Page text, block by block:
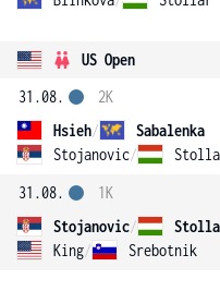
US Open
31.08.
Hsieh/
Sabalenka
Stojanovic/
2K
31.08.
Stojanovic/
King/ Srebotnik
1K